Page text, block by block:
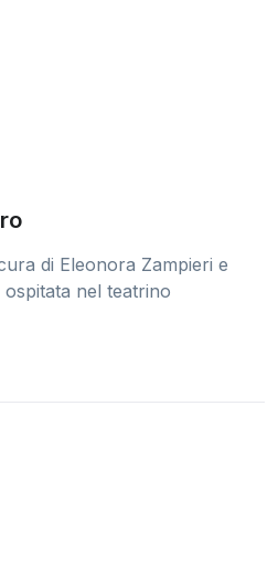
di Eleonora Zampieri e
nel teatrino